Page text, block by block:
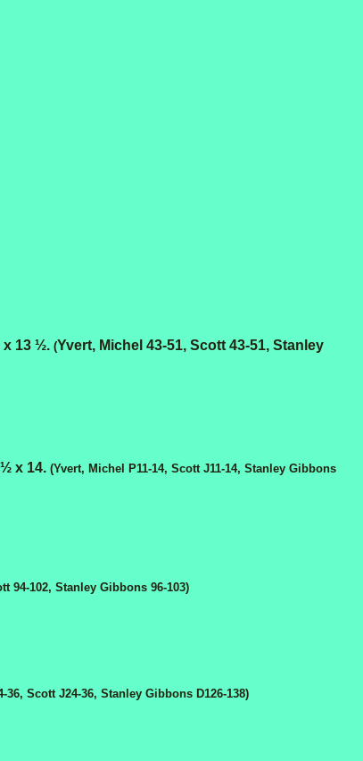
х 13 ½. (Yvert, Michel 43-51, Scott 43-51, Stanley
½ х 14. (Yvert, Michel P11-14, Scott J11-14, Stanley Gibbons
94-102, Stanley Gibbons 96-103)
36, Scott J24-36, Stanley Gibbons D126-138)